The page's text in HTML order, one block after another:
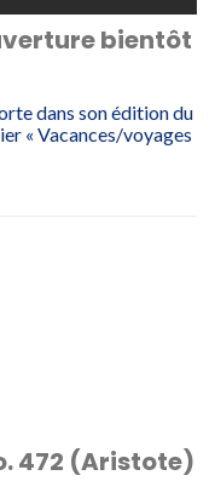
bientôt
dans son édition du
« Vacances/voyages
472 (Aristote)